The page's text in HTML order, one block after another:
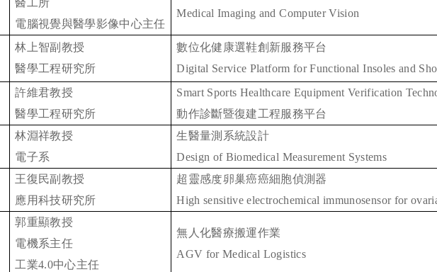
醫工所
電腦視覺與醫學影像中心主任
Medical Imaging and Computer Vision
林上智副教授
醫學工程研究所
數位化健康選鞋創新服務平台
Digital Service Platform for Functional Insoles and
許維君教授
醫學工程研究所
Smart Sports Healthcare Equipment Verification
動作診斷暨復建工程服務平台
林淵祥教授
電子系
生醫量測系統設計
Design of Biomedical Measurement Systems
王復民副教授
應用科技研究所
超靈感度卵巢癌癌細胞偵測器
High sensitive electrochemical immunosensor for
郭重顯教授
電機系主任
工業4.0中心主任
無人化醫療搬運作業
AGV for Medical Logistics